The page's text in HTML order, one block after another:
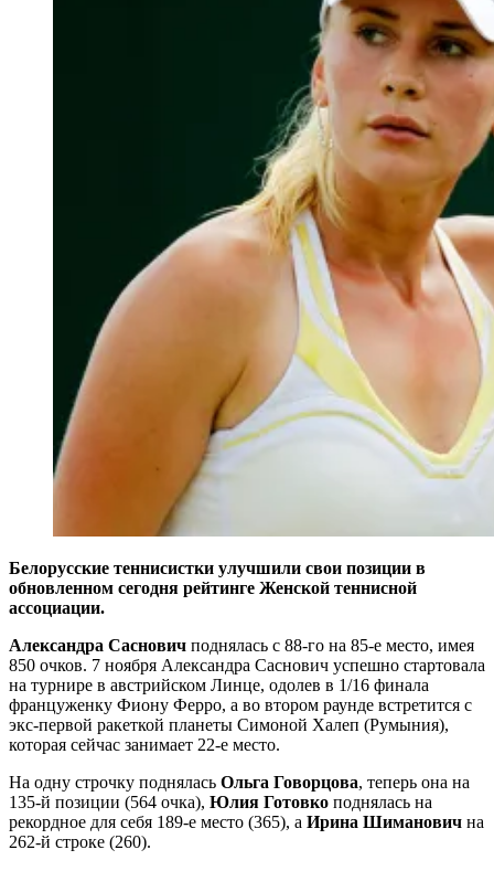
Белорусские теннисистки улучшили свои позиции в
обновленном сегодня рейтинге Женской теннисной
ассоциации.
Александра Саснович поднялась с 88-го на 85-е место, имея
850 очков. 7 ноября Александра Саснович успешно стартовала
на турнире в австрийском Линце, одолев в 1/16 финала
француженку Фиону Ферро, а во втором раунде встретится с
экс-первой ракеткой планеты Симоной Халеп (Румыния),
которая сейчас занимает 22-е место.
На одну строчку поднялась Ольга Говорцова, теперь она на
135-й позиции (564 очка), Юлия Готовко поднялась на
рекордное для себя 189-е место (365), а Ирина Шиманович на
262-й строке (260).